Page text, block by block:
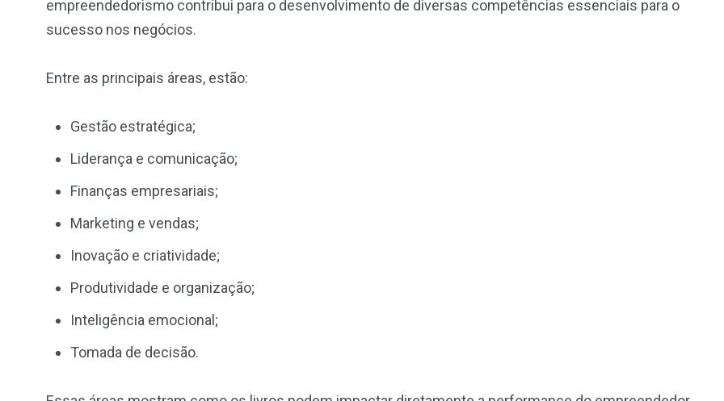
empreendedorismo contribui para o desenvolvimento de diversas competências essenciais para o
sucesso nos negócios.
Entre as principais áreas, estão:
Gestão estratégica;
Liderança e comunicação;
Finanças empresariais;
Marketing e vendas;
Inovação e criatividade;
Produtividade e organização;
Inteligência emocional;
Tomada de decisão.